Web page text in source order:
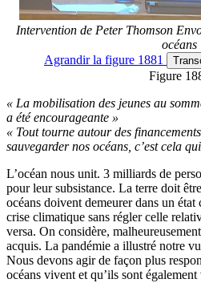
Intervention de Peter Thomson
océans
Agrandirla figure 1881
Figure
« La mobilisation des jeunes au
a été encourageante »
« Tout tourne autour des
sauvegarder nos océans, c’est cela
L’océan nous unit. 3 milliards de
pour leur subsistance. La terre doit
océans doivent demeurer dans un
crise climatique sans régler celle
versa. On considère,
acquis. La pandémie a illustré notre
Nous devons agir de façon plus
océans vivent et qu’ils sont